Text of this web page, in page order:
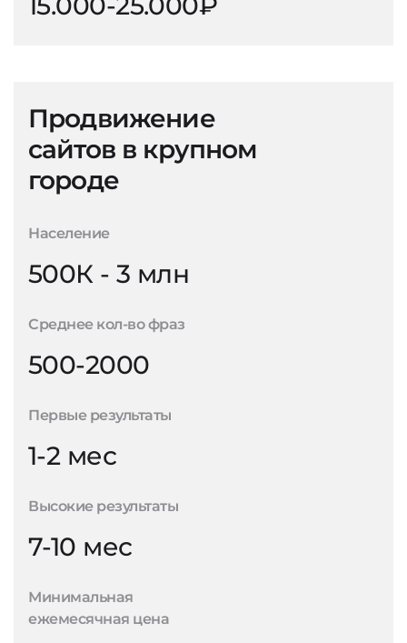
Продвижение
сайтов в крупном
городе
Население
500К - 3 млн
Среднее кол-во фраз
500-2000
Первые результаты
1-2 мес
Высокие результаты
7-10 мес
Минимальная
ежемесячная цена